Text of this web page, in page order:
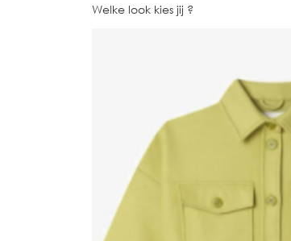
Welke look kies jij ?